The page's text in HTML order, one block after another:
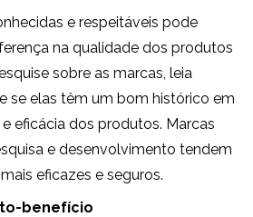
e respeitáveis pode
na qualidade dos produtos
sobre as marcas, leia
se elas têm um bom histórico em
eficácia dos produtos. Marcas
e desenvolvimento tendem
eficazes e seguros.
benefício